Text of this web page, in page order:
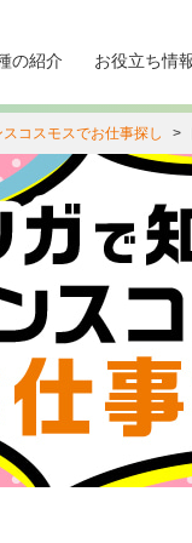
の紹介 お役立ち情
コスモスでお仕事探し